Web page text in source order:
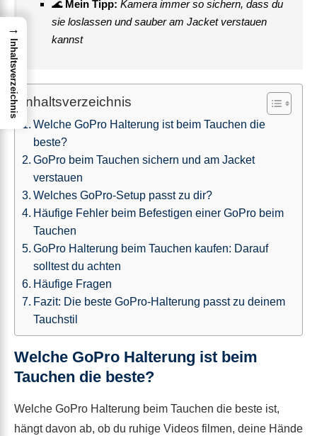
🌊 Mein Tipp: Kamera immer so sichern, dass du
sie loslassen und sauber am Jacket verstauen
kannst
Inhaltsverzeichnis
Welche GoPro Halterung ist beim Tauchen die
beste?
GoPro beim Tauchen sichern und am Jacket
verstauen
Welches GoPro-Setup passt zu dir?
Häufige Fehler beim Befestigen einer GoPro beim
Tauchen
GoPro Halterung beim Tauchen kaufen: Darauf
solltest du achten
Häufige Fragen
Fazit: Die beste GoPro-Halterung passt zu deinem
Tauchstil
Welche GoPro Halterung ist beim
Tauchen die beste?
Welche GoPro Halterung beim Tauchen die beste ist,
hängt davon ab, ob du ruhige Videos filmen, deine Hände
→
Inhaltsverzeichnis